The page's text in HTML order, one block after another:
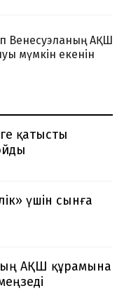
Венесуэланың АҚШ
мүмкін екенін
қатысты
үшін сынға
АҚШ құрамына